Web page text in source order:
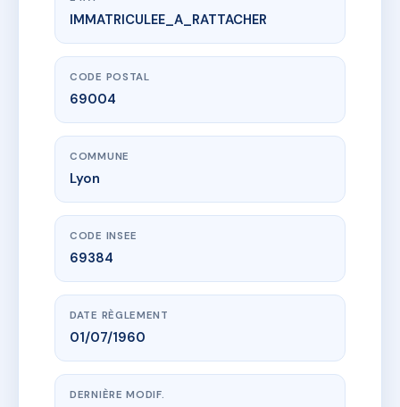
www.vme.plus/AI3281128
3 place de la Croix Rousse
3 pl de la croix-rousse
IMMATRICULEE_A_RATTACHER
CODE POSTAL
69004
COMMUNE
Lyon
CODE INSEE
69384
DATE RÈGLEMENT
01/07/1960
DERNIÈRE MODIF.